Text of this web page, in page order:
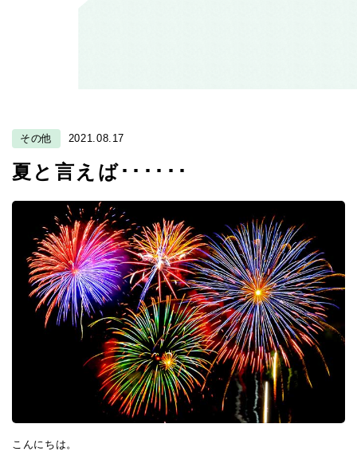
その他 2021.08.17
夏と言えば･･････
こんにちは。